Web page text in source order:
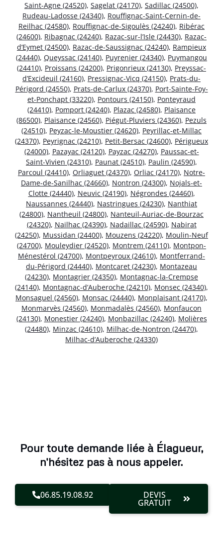
Saint-Agne (24520), Sagelat (24170), Sadillac (24500),
Rudeau-Ladosse (24340), Rouffignac-Saint-Cernin-de-
Reilhac (24580), Rouffignac-de-Sigoulès (24240), Ribérac
(24600), Ribagnac (24240), Razac-sur-l’Isle (24430), Razac-
d’Eymet (24500), Razac-de-Saussignac (24240), Rampieux
(24440), Queyssac (24140), Puyrenier (24340), Puymangou
(24410), Proissans (24200), Prigonrieux (24130), Preyssac-
d’Excideuil (24160), Pressignac-Vicq (24150), Prats-du-
Périgord (24550), Prats-de-Carlux (24370), Port-Sainte-Foy-
et-Ponchapt (33220), Pontours (24150), Ponteyraud
(24410), Pomport (24240), Plazac (24580), Plaisance
(86500), Plaisance (24560), Piégut-Pluviers (24360), Pezuls
(24510), Peyzac-le-Moustier (24620), Peyrillac-et-Millac
(24370), Peyrignac (24210), Petit-Bersac (24600), Périgueux
(24000), Pazayac (24120), Payzac (24270), Paussac-et-
Saint-Vivien (24310), Paunat (24510), Paulin (24590),
Parcoul (24410), Orliaguet (24370), Orliac (24170), Notre-
Dame-de-Sanilhac (24660), Nontron (24300), Nojals-et-
Clotte (24440), Neuvic (24190), Négrondes (24460),
Naussannes (24440), Nastringues (24230), Nanthiat
(24800), Nantheuil (24800), Nanteuil-Auriac-de-Bourzac
(24320), Nailhac (24390), Nadaillac (24590), Nabirat
(24250), Mussidan (24400), Mouzens (24220), Moulin-Neuf
(24700), Mouleydier (24520), Montrem (24110), Montpon-
Ménestérol (24700), Montpeyroux (24610), Montferrand-
du-Périgord (24440), Montcaret (24230), Montazeau
(24230), Montagrier (24350), Montagnac-la-Crempse
(24140), Montagnac-d’Auberoche (24210), Monsec (24340),
Monsaguel (24560), Monsac (24440), Monplaisant (24170),
Monmarvès (24560), Monmadalès (24560), Monfaucon
(24130), Monestier (24240), Monbazillac (24240), Molières
(24480), Minzac (24610), Milhac-de-Nontron (24470),
Milhac-d’Auberoche (24330)
Pour toute demande liée à Élagueur,
n'hésitez pas à nous appeler.
06.85.19.08.92 DEVIS
GRATUIT